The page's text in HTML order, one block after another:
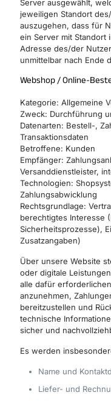
Server ausgewählt,
jeweiligen Standort
auszugehen, dass für
ein Server mit Standort
Adresse des/der
unmittelbar nach Ende
Webshop / Online-
Kategorie: Allgemeine
Zweck: Durchführung
Datenarten: Bestell-,
Transaktionsdaten
Betroffene: Kunden
Empfänger:
Versanddienstleister,
Technologien:
Zahlungsabwicklung
Rechtsgrundlage:
berechtigtes Interesse
Sicherheitsprozesse),
Zusatzangaben)
Über unsere Website
oder digitale
alle dafür
anzunehmen,
bereitzustellen und
technische
sicher und
Es werden
Name und
Liefer- und